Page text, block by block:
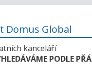
Domus Global
kanceláří
PODLE